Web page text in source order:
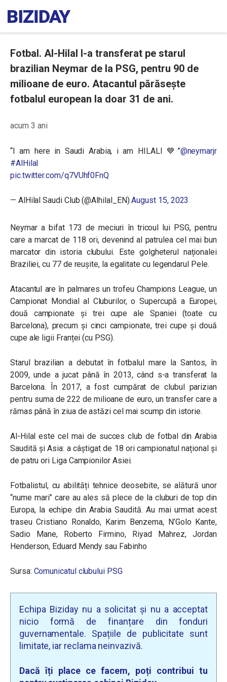
Fotbal. Al-Hilal l-a transferat pe starul
brazilian Neymar de la PSG, pentru 90 de
milioane de euro. Atacantul părăsește
fotbalul european la doar 31 de ani.
acum 3 ani
“I am here in Saudi Arabia, i am HILALI 💙”@neymarjr
#AlHilal
pic.twitter.com/q7VUhf0FnQ
— AlHilal Saudi Club (@Alhilal_EN)August 15, 2023
Neymar a bifat 173 de meciuri în tricoul lui PSG, pentru
care a marcat de 118 ori, devenind al patrulea cel mai bun
marcator din istoria clubului. Este golgheterul naționalei
Braziliei, cu 77 de reușite, la egalitate cu legendarul Pele.
Atacantul are în palmares un trofeu Champions League, un
Campionat Mondial al Cluburilor, o Supercupă a Europei,
două campionate și trei cupe ale Spaniei (toate cu
Barcelona), precum și cinci campionate, trei cupe și două
cupe ale ligii Franței (cu PSG).
Starul brazilian a debutat în fotbalul mare la Santos, în
2009, unde a jucat până în 2013, când s-a transferat la
Barcelona. În 2017, a fost cumpărat de clubul parizian
pentru suma de 222 de milioane de euro, un transfer care a
rămas până în ziua de astăzi cel mai scump din istorie.
Al-Hilal este cel mai de succes club de fotbal din Arabia
Saudită și Asia: a câștigat de 18 ori campionatul național și
de patru ori Liga Campionilor Asiei.
Fotbalistul, cu abilități tehnice deosebite, se alătură unor
“nume mari” care au ales să plece de la cluburi de top din
Europa, la echipe din Arabia Saudită. Au mai urmat acest
traseu Cristiano Ronaldo, Karim Benzema, N’Golo Kante,
Sadio Mane, Roberto Firmino, Riyad Mahrez, Jordan
Henderson, Eduard Mendy sau Fabinho
Sursa: Comunicatul clubului PSG
Echipa Biziday nu a solicitat și nu a acceptat
nicio formă de finanțare din fonduri
guvernamentale. Spațiile de publicitate sunt
limitate, iar reclama neinvazivă.
Dacă îți place ce facem, poți contribui tu